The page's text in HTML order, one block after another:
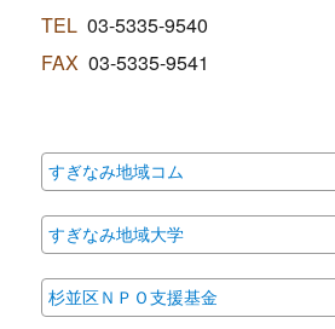
TEL 03-5335-9540
FAX 03-5335-9541
すぎなみ地域コム
すぎなみ地域大学
杉並区ＮＰＯ支援基金